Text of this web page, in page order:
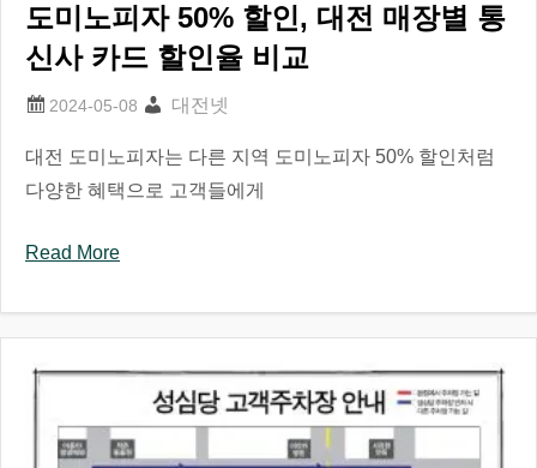
도미노피자 50% 할인, 대전 매장별 통
신사 카드 할인율 비교
대전넷
대전 도미노피자는 다른 지역 도미노피자 50% 할인처럼
다양한 혜택으로 고객들에게
Read More